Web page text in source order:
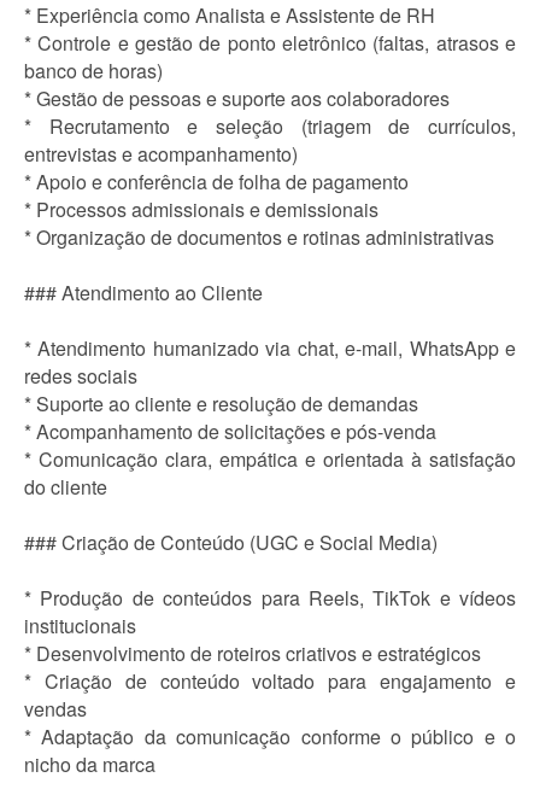
* Experiência como Analista e Assistente de RH
* Controle e gestão de ponto eletrônico (faltas, atrasos e
banco de horas)
* Gestão de pessoas e suporte aos colaboradores
* Recrutamento e seleção (triagem de currículos,
entrevistas e acompanhamento)
* Apoio e conferência de folha de pagamento
* Processos admissionais e demissionais
* Organização de documentos e rotinas administrativas
### Atendimento ao Cliente
* Atendimento humanizado via chat, e-mail, WhatsApp e
redes sociais
* Suporte ao cliente e resolução de demandas
* Acompanhamento de solicitações e pós-venda
* Comunicação clara, empática e orientada à satisfação
do cliente
### Criação de Conteúdo (UGC e Social Media)
* Produção de conteúdos para Reels, TikTok e vídeos
institucionais
* Desenvolvimento de roteiros criativos e estratégicos
* Criação de conteúdo voltado para engajamento e
vendas
* Adaptação da comunicação conforme o público e o
nicho da marca